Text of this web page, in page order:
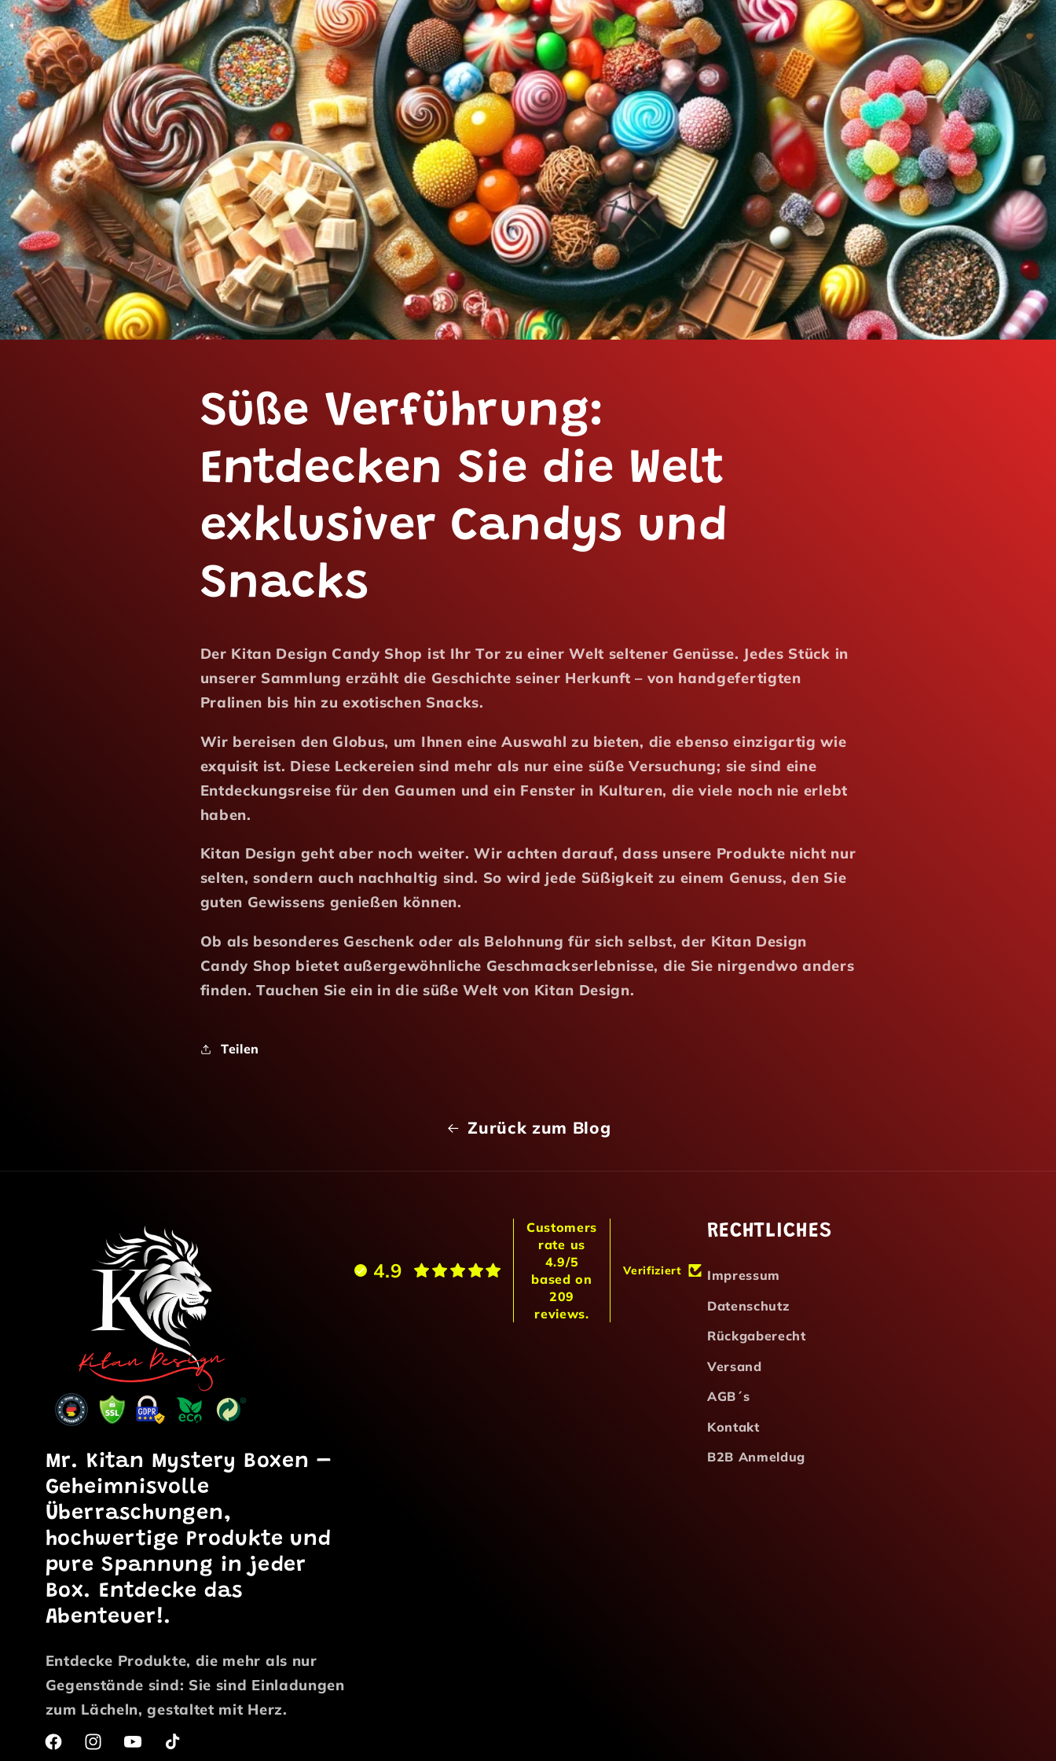
Süße Verführung:
Entdecken Sie die Welt
exklusiver Candys und
Snacks
Der Kitan Design Candy Shop ist Ihr Tor zu einer Welt seltener Genüsse. Jedes Stück in
unserer Sammlung erzählt die Geschichte seiner Herkunft – von handgefertigten
Pralinen bis hin zu exotischen Snacks.
Wir bereisen den Globus, um Ihnen eine Auswahl zu bieten, die ebenso einzigartig wie
exquisit ist. Diese Leckereien sind mehr als nur eine süße Versuchung; sie sind eine
Entdeckungsreise für den Gaumen und ein Fenster in Kulturen, die viele noch nie erlebt
haben.
Kitan Design geht aber noch weiter. Wir achten darauf, dass unsere Produkte nicht nur
selten, sondern auch nachhaltig sind. So wird jede Süßigkeit zu einem Genuss, den Sie
guten Gewissens genießen können.
Ob als besonderes Geschenk oder als Belohnung für sich selbst, der Kitan Design
Candy Shop bietet außergewöhnliche Geschmackserlebnisse, die Sie nirgendwo anders
finden. Tauchen Sie ein in die süße Welt von Kitan Design.
Teilen
Zurück zum Blog
Mr. Kitan Mystery Boxen –
Geheimnisvolle
Überraschungen,
hochwertige Produkte und
pure Spannung in jeder
Box. Entdecke das
Abenteuer!.
Entdecke Produkte, die mehr als nur
Gegenstände sind: Sie sind Einladungen
zum Lächeln, gestaltet mit Herz.
FacebookInstagramYouTubeTikTok
4.9
Customers
rate us
4.9/5
based on
209
reviews.
Verifiziert
RECHTLICHES
Impressum
Datenschutz
Rückgaberecht
Versand
AGB´s
Kontakt
B2B Anmeldug